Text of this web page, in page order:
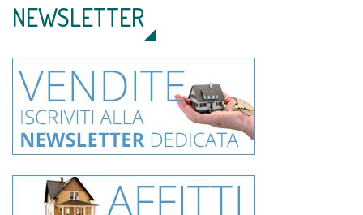
NEWSLETTER